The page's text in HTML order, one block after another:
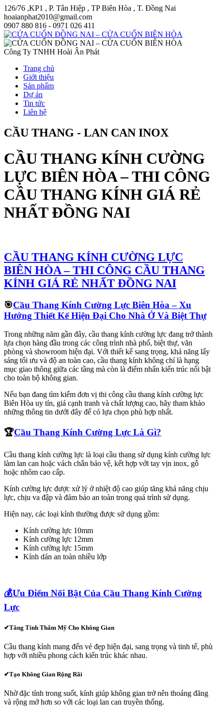
126/76 ,KP1 , P. Tân Hiệp , TP Biên Hòa , T. Đồng Nai
hoaianphat2010@gmail.com
0907 880 816 - 0971 026 411
Công Ty TNHH Hoài Ân Phát
Trang chủ
Giới thiệu
Sản phẩm
Dự án
Tin tức
Liên hệ
CẦU THANG - LAN CAN INOX
CẦU THANG KÍNH CƯỜNG
LỰC BIÊN HÒA – THI CÔNG
CẦU THANG KÍNH GIÁ RẺ
NHẤT ĐỒNG NAI
CẦU THANG KÍNH CƯỜNG LỰC
BIÊN HÒA – THI CÔNG CẦU THANG
KÍNH GIÁ RẺ NHẤT ĐỒNG NAI
🎯Cầu Thang Kính Cường Lực Biên Hòa – Xu
Hướng Thiết Kế Hiện Đại Cho Nhà Ở Và Biệt Thự
Trong những năm gần đây, cầu thang kính cường lực đang trở thành
lựa chọn hàng đầu trong các công trình nhà phố, biệt thự, văn
phòng và showroom hiện đại. Với thiết kế sang trọng, khả năng lấy
sáng tối ưu và độ an toàn cao, cầu thang kính không chỉ là hạng
mục giao thông giữa các tầng mà còn là điểm nhấn kiến trúc nổi bật
cho toàn bộ không gian.
Nếu bạn đang tìm kiếm đơn vị thi công cầu thang kính cường lực
Biên Hòa uy tín, giá cạnh tranh và chất lượng cao, hãy tham khảo
những thông tin dưới đây để có lựa chọn phù hợp nhất.
🏆Cầu Thang Kính Cường Lực Là Gì?
Cầu thang kính cường lực là loại cầu thang sử dụng kính cường lực
làm lan can hoặc vách chắn bảo vệ, kết hợp với tay vịn inox, gỗ
hoặc nhôm cao cấp.
Kính cường lực được xử lý ở nhiệt độ cao giúp tăng khả năng chịu
lực, chịu va đập và đảm bảo an toàn trong quá trình sử dụng.
Hiện nay, các loại kính thường được sử dụng gồm:
Kính cường lực 10mm
Kính cường lực 12mm
Kính cường lực 15mm
Kính dán an toàn nhiều lớp
💰Ưu Điểm Nổi Bật Của Cầu Thang Kính Cường
Lực
✔Tăng Tính Thẩm Mỹ Cho Không Gian
Cầu thang kính mang đến vẻ đẹp hiện đại, sang trọng và tinh tế, phù
hợp với nhiều phong cách kiến trúc khác nhau.
✔Tạo Không Gian Rộng Rãi
Nhờ đặc tính trong suốt, kính giúp không gian trở nên thoáng đãng
và rộng mở hơn so với các loại lan can truyền thống.